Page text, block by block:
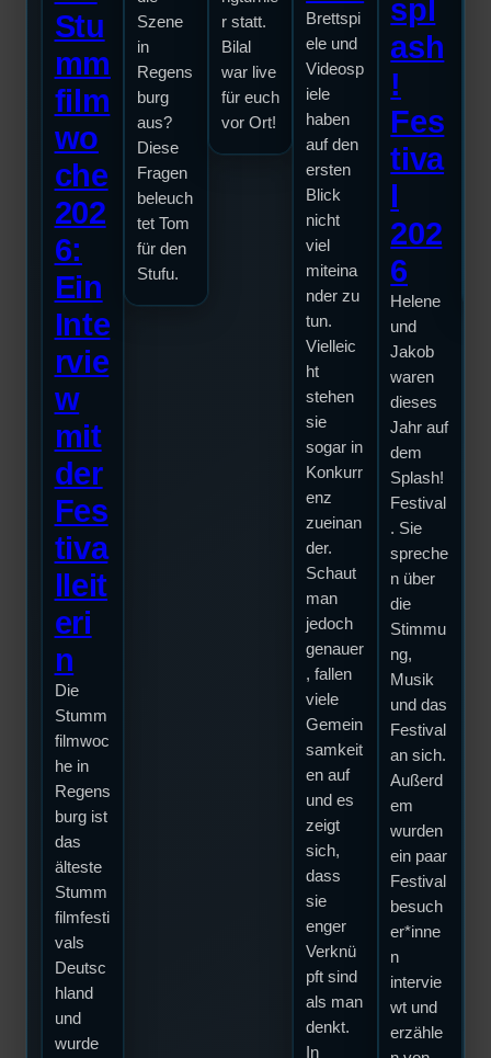
Stu
mm
film
wo
che
202
6:
Ein
Inte
rvie
w
mit
der
Fes
tiva
lleit
eri
n
Die
Stumm
filmwoc
he in
Regens
burg ist
das
älteste
Stumm
filmfesti
vals
Deutsc
hland
und
wurde
Szene
in
Regens
burg
aus?
Diese
Fragen
beleuch
tet Tom
für den
Stufu.
r statt.
Bilal
war live
für euch
vor Ort!
Brettspi
ele und
Videosp
iele
haben
auf den
ersten
Blick
nicht
viel
miteina
nder zu
tun.
Vielleic
ht
stehen
sie
sogar in
Konkurr
enz
zueinan
der.
Schaut
man
jedoch
genauer
, fallen
viele
Gemein
samkeit
en auf
und es
zeigt
sich,
dass
sie
enger
Verknü
pft sind
als man
denkt.
In
spl
ash
!
Fes
tiva
202
6
Helene
und
Jakob
waren
dieses
Jahr auf
dem
Splash!
Festival
. Sie
spreche
n über
die
Stimmu
ng,
Musik
und das
Festival
an sich.
Außerd
em
wurden
ein paar
Festival
besuch
er*inne
n
intervie
wt und
erzähle